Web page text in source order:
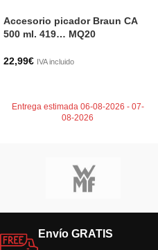
Accesorio picador Braun CA
500 ml. 419… MQ20
22,99€ IVA incluido
Entrega estimada 06-08-2026 - 07-
08-2026
Envío GRATIS